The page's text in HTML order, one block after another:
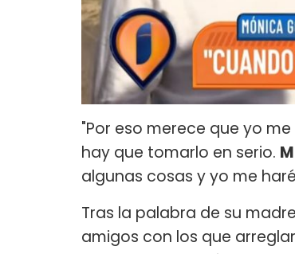
"Por eso merece que yo
hay que tomarlo en serio.
algunas cosas y yo me
Tras la palabra de su
amigos con los que